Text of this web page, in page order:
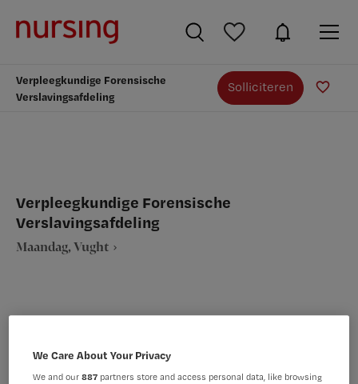
Verpleegkundige Forensische
Verslavingsafdeling
Solliciteren
Verpleegkundige Forensische
Verslavingsafdeling
Maandag, Vught
We Care About Your Privacy
We and our887 partners store and access personal data, like browsing